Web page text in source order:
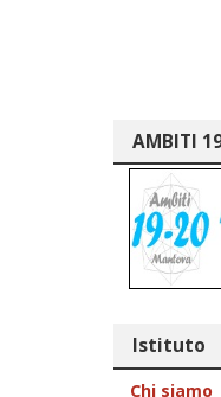
AMBITI
Istituto
Chi siamo